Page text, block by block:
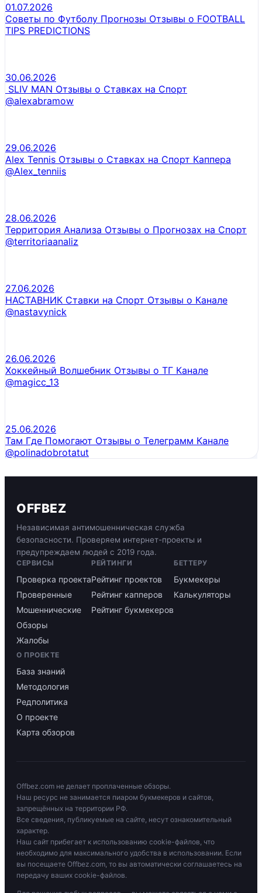
01.07.2026
Советы по Футболу Прогнозы Отзывы о FOOTBALL
TIPS PREDICTIONS
30.06.2026
SLIV MAN Отзывы о Ставках на Спорт
@alexabramow
29.06.2026
Alex Tennis Отзывы о Ставках на Спорт Каппера
@Alex_tenniis
28.06.2026
Территория Анализа Отзывы о Прогнозах на Спорт
@territoriaanaliz
27.06.2026
НАСТАВНИК Ставки на Спорт Отзывы о Канале
@nastavynick
26.06.2026
Хоккейный Волшебник Отзывы о ТГ Канале
@magicc_13
25.06.2026
Там Где Помогают Отзывы о Телеграмм Канале
@polinadobrotatut
OFFBEZ
Независимая антимошенническая служба
безопасности. Проверяем интернет-проекты и
предупреждаем людей с 2019 года.
СЕРВИСЫ
Проверка проекта
Проверенные
Мошеннические
Обзоры
Жалобы
РЕЙТИНГИ
Рейтинг проектов
Рейтинг капперов
Рейтинг букмекеров
БЕТТЕРУ
Букмекеры
Калькуляторы
О ПРОЕКТЕ
База знаний
Методология
Редполитика
О проекте
Карта обзоров
Offbez.com не делает проплаченные обзоры.
Наш ресурс не занимается пиаром букмекеров и сайтов,
запрещённых на территории РФ.
Все сведения, публикуемые на сайте, несут ознакомительный
характер.
Наш сайт прибегает к использованию cookie-файлов, что
необходимо для максимального удобства в использовании. Если
вы посещаете Offbez.com, то вы автоматически соглашаетесь на
передачу ваших cookie-файлов.